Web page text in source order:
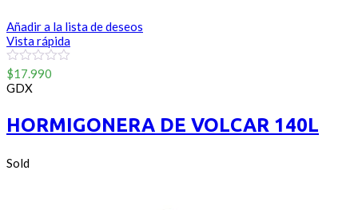
Añadir a la lista de deseos
Vista rápida
0
out
of
$17.990
GDX
HORMIGONERA DE VOLCAR 140L
Sold